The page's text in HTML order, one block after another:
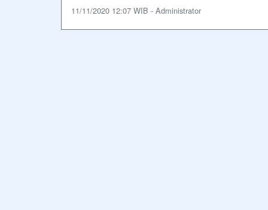
11/11/2020 12:07 WIB - Administrator